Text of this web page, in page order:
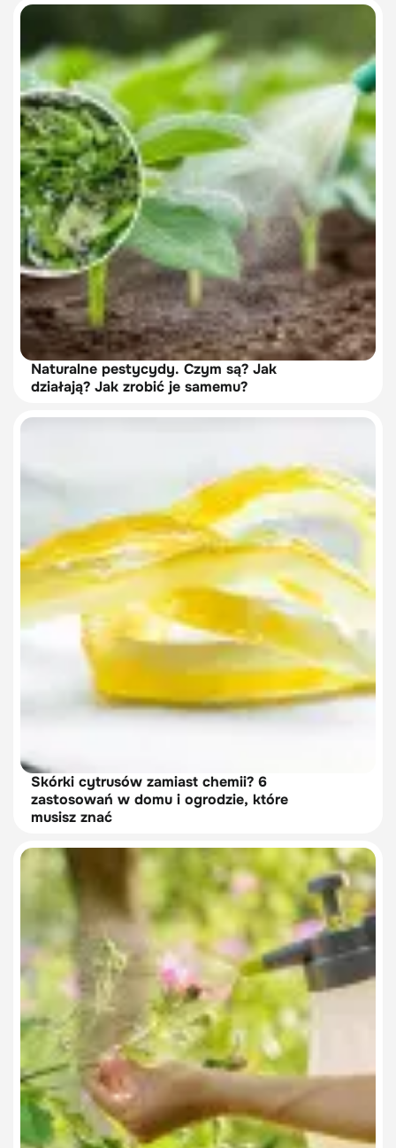
Naturalne pestycydy. Czym są? Jak
działają? Jak zrobić je samemu?
Skórki cytrusów zamiast chemii? 6
zastosowań w domu i ogrodzie, które
musisz znać